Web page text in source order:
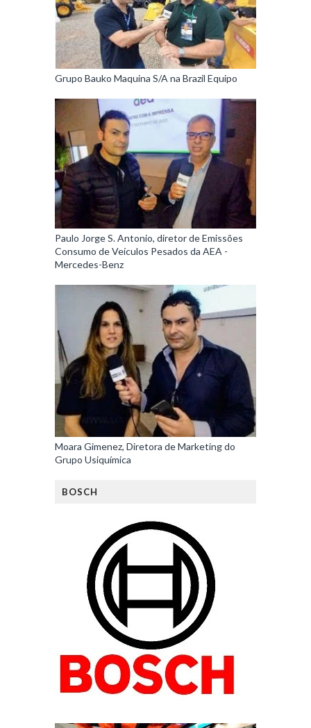
Grupo Bauko Maquina S/A na Brazil Equipo
Paulo Jorge S. Antonio, diretor de Emissões
Consumo de Veículos Pesados da AEA -
Mercedes-Benz
Moara Gimenez, Diretora de Marketing do
Grupo Usiquímica
BOSCH